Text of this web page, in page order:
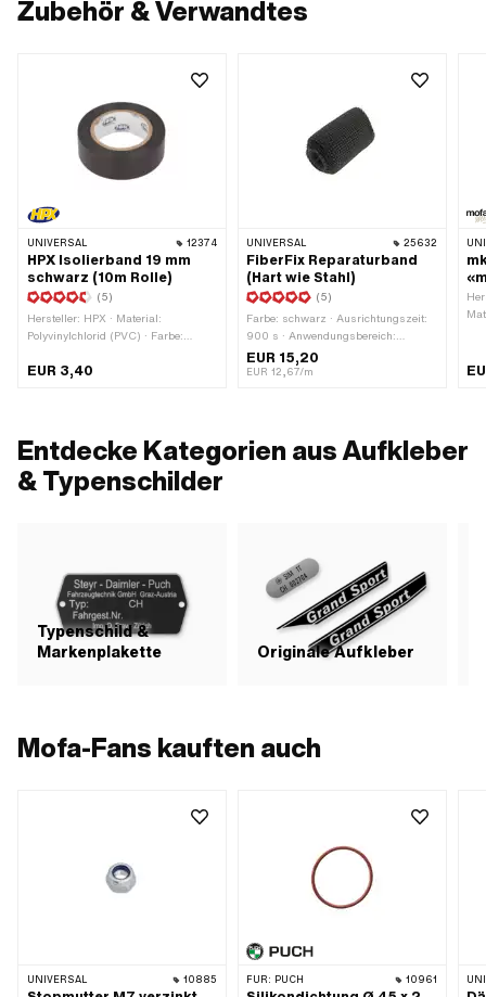
Zubehör & Verwandtes
UNIVERSAL 12374
HPX Isolierband 19 mm
schwarz (10m Rolle)
(5)
Hersteller: HPX · Material:
Polyvinylchlorid (PVC) · Farbe:
Oberfläche: gummiert ·
Transferfolie: Nein
EUR 3,40
UNIVERSAL 25632
FiberFix Reparaturband
(Hart wie Stahl)
(5)
Farbe: schwarz · Ausrichtungszeit:
900 s · Anwendungsbereich:
Werkstattzubehör
EUR 15,20
EUR 12,67/m
Entdecke Kategorien aus Aufkleber
& Typenschilder
Typenschild &
Markenplakette
Originale Aufkleber
Mofa-Fans kauften auch
UNIVERSAL 10885 FÜR: PUCH 10961